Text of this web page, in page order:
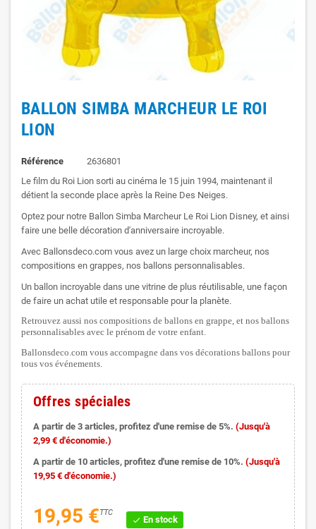
BALLON SIMBA MARCHEUR LE ROI
LION
Référence
2636801
Le film du Roi Lion sorti au cinéma le 15 juin 1994, maintenant il
détient la seconde place après la Reine Des Neiges.
Optez pour notre Ballon Simba Marcheur Le Roi Lion Disney, et ainsi
faire une belle décoration d'anniversaire incroyable.
Avec Ballonsdeco.com vous avez un large choix marcheur, nos
compositions en grappes, nos ballons personnalisables.
Un ballon incroyable dans une vitrine de plus réutilisable, une façon
de faire un achat utile et responsable pour la planète.
Retrouvez aussi nos compositions de ballons en grappe, et nos ballons
personnalisables avec le prénom de votre enfant.
Ballonsdeco.com vous accompagne dans vos décorations ballons pour
tous vos événements.
Offres spéciales
A partir de 3 articles, profitez d'une remise de 5%. (Jusqu'à
2,99 € d'économie.)
A partir de 10 articles, profitez d'une remise de 10%. (Jusqu'à
19,95 € d'économie.)
19,95 €TTC
check En stock